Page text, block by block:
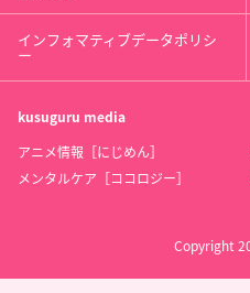
インフォマティブデータポリシ
ー
kusuguru media
アニメ情報［にじめん］
メンタルケア［ココロジー］
Copyright